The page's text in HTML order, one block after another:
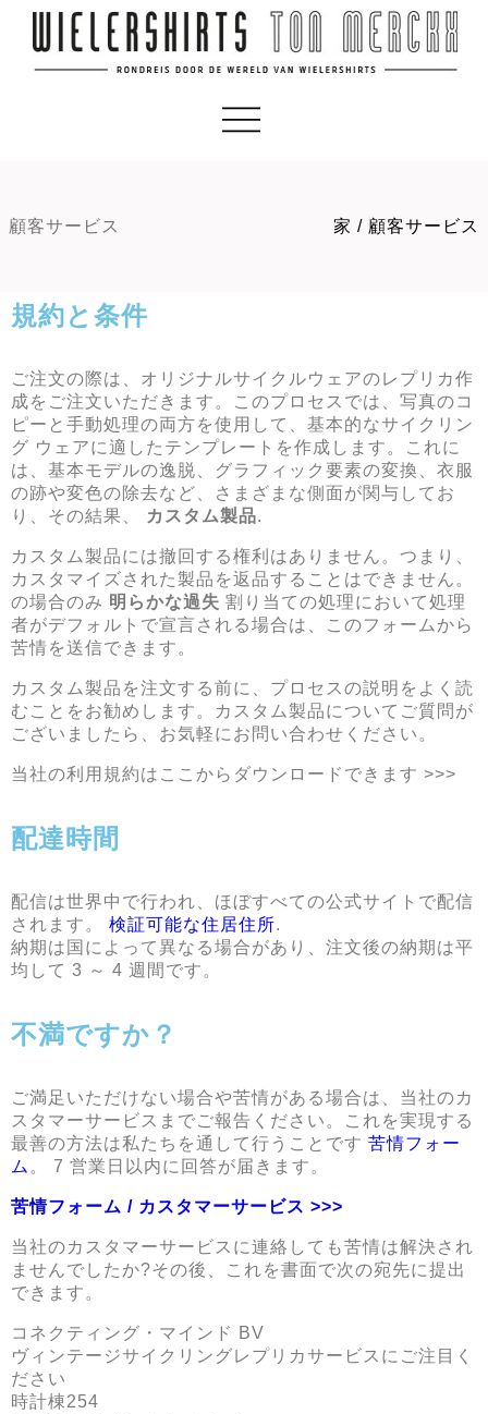
顧客サービス 家 / 顧客サービス
規約と条件
ご注文の際は、オリジナルサイクルウェアのレプリカ作
成をご注文いただきます。このプロセスでは、写真のコ
ピーと手動処理の両方を使用して、基本的なサイクリン
グ ウェアに適したテンプレートを作成します。これに
は、基本モデルの逸脱、グラフィック要素の変換、衣服
の跡や変色の除去など、さまざまな側面が関与してお
り、その結果、
カスタム製品.
カスタム製品には撤回する権利はありません。つまり、
カスタマイズされた製品を返品することはできません。
の場合のみ 明らかな過失 割り当ての処理において処理
者がデフォルトで宣言される場合は、このフォームから
苦情を送信できます。
カスタム製品を注文する前に、プロセスの説明をよく読
むことをお勧めします。カスタム製品についてご質問が
ございましたら、お気軽にお問い合わせください。
当社の利用規約はここからダウンロードできます >>>
配達時間
配信は世界中で行われ、ほぼすべての公式サイトで配信
されます。 検証可能な住居住所.
納期は国によって異なる場合があり、注文後の納期は平
均して 3 ～ 4 週間です。
不満ですか？
ご満足いただけない場合や苦情がある場合は、当社のカ
スタマーサービスまでご報告ください。これを実現する
最善の方法は私たちを通して行うことです 苦情フォー
ム 。 7 営業日以内に回答が届きます。
苦情フォーム / カスタマーサービス >>>
当社のカスタマーサービスに連絡しても苦情は解決され
ませんでしたか?その後、これを書面で次の宛先に提出
できます。
コネクティング・マインド BV
ヴィンテージサイクリングレプリカサービスにご注目く
ださい
時計棟254